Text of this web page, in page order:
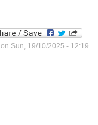
on Sun, 19/10/2025 - 12:19